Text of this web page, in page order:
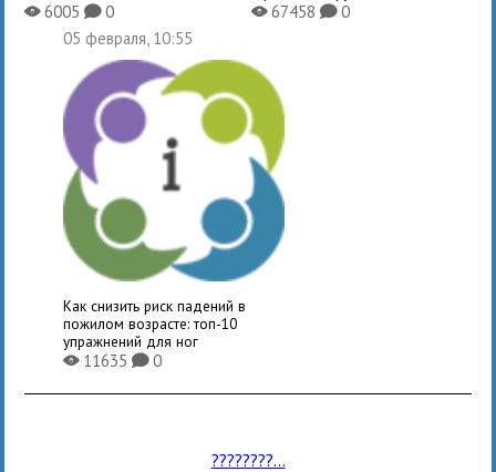
X6005K0
X67458 K0
05 февраля, 10:55
Как снизить риск падений в
пожилом возрасте: топ-10
упражнений для ног
X11635K0
????????...